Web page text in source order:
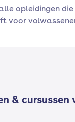
opleidingen
voor
& cursussen